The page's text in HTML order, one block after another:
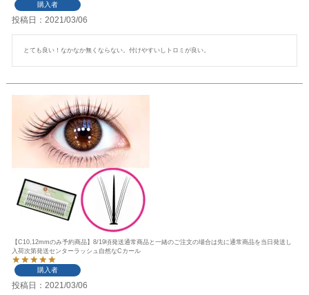
購入者
投稿日 2021/03/06
とても良い！なかなか無くならない。付けやすいしトロミが良い。
【C10,12mmのみ予約商品】8/19頃発送通常商品と一緒のご注文の場合は先に通常商品を当日発送し
入荷次第発送センターラッシュ自然なCカール
購入者
投稿日 2021/03/06